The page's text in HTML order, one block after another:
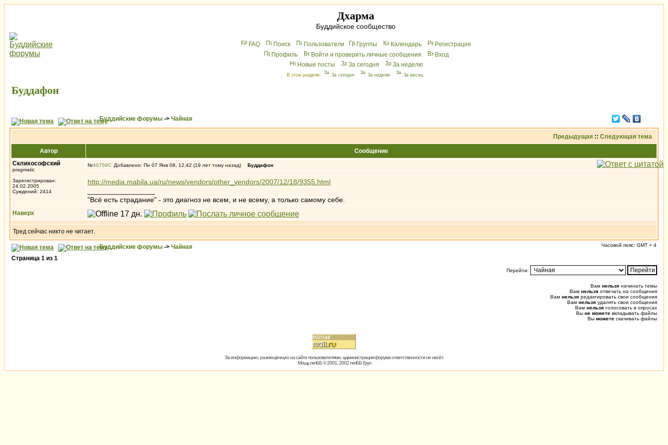
Дхарма
Буддийское сообщество
FAQ Поиск Пользователи Группы Календарь
Peгиcтрaция
Профиль
Войти и проверить личные сообщения
Вхoд
Новые посты
За сегодня За неделю
В этом разделе: За сегодня За неделю За месяц
Буддафон
Буддийские форумы -> Чайная
Предыдущая :: Следующая тема
Автор
Сообщение
Склихософский
pragmatic
Зарегистрирован:
24.02.2005
Суждений: 2414
№46758 Добавлено: Пн 07 Янв 08, 12:42 (19 лет тому назад) Буддафон
http://media.mabila.ua/ru/news/vendors/other_vendors/2007/12/18/9355.html
"Всё есть страдание" - это диагноз не всем, и не всему, а только самому себе.
Наверх
Тред сейчас никто не читает.
Буддийские форумы -> Чайная Часовой пояс: GMT + 4
Страница 1 из 1
Перейти:
Вам нельзя начинать темы
Вам нельзя отвечать на сообщения
Вам нельзя редактировать свои сообщения
Вам нельзя удалять свои сообщения
Вам нельзя голосовать в опросах
Вы не можете вкладывать файлы
Вы можете скачивать файлы
За информацию, размещённую на сайте пользователями, администрация форума ответственности не несёт.
Мощь пхпББ © 2001, 2002 пхпББ Груп